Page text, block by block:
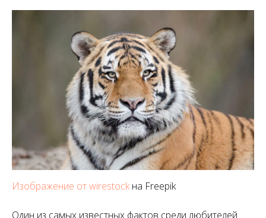
Изображение от wirestockна Freepik
Один из самых известных фактов среди любителей